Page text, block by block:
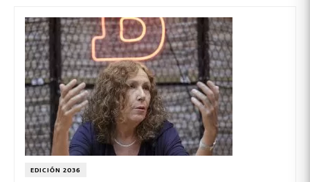
EDICIÓN 2036